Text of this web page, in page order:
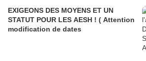
EXIGEONS DES MOYENS ET UN
STATUT POUR LES AESH ! ( Attention
modification de dates